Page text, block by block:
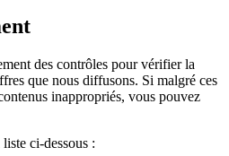
des contrôles pour vérifier la
que nous diffusons. Si malgré ces
inappropriés, vous pouvez
ci-dessous :